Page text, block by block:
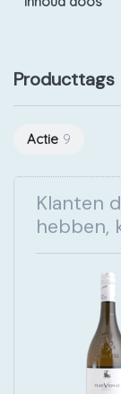
Producttags
Actie 9
Klanten
hebben,